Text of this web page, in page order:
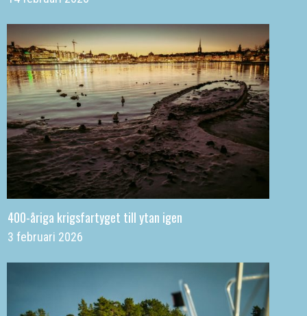
400-åriga krigsfartyget till ytan igen
3 februari 2026